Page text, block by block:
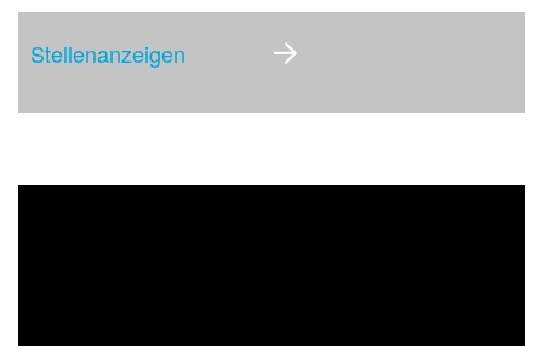
Stellenanzeigen